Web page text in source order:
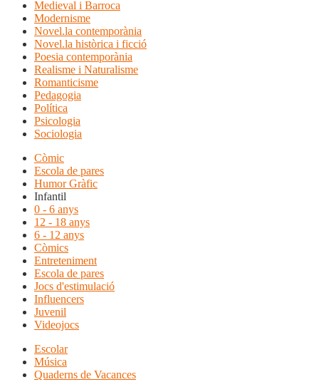
Medieval i Barroca
Modernisme
Novel.la contemporània
Novel.la històrica i ficció
Poesia contemporània
Realisme i Naturalisme
Romanticisme
Pedagogia
Política
Psicologia
Sociologia
Còmic
Escola de pares
Humor Gràfic
Infantil
0 - 6 anys
12 - 18 anys
6 - 12 anys
Còmics
Entreteniment
Escola de pares
Jocs d'estimulació
Influencers
Juvenil
Videojocs
Escolar
Música
Quaderns de Vacances